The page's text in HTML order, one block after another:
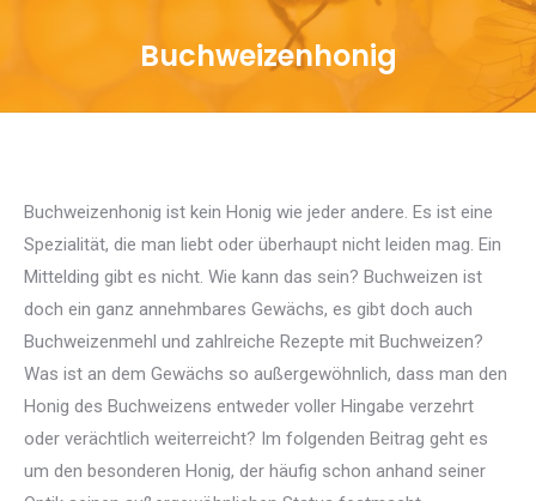
Buchweizenhonig
Sie befinden sich hier:
Buchweizenhonig ist kein Honig wie jeder andere. Es ist eine
Spezialität, die man liebt oder überhaupt nicht leiden mag. Ein
Mittelding gibt es nicht. Wie kann das sein? Buchweizen ist
doch ein ganz annehmbares Gewächs, es gibt doch auch
Buchweizenmehl und zahlreiche Rezepte mit Buchweizen?
Was ist an dem Gewächs so außergewöhnlich, dass man den
Honig des Buchweizens entweder voller Hingabe verzehrt
oder verächtlich weiterreicht? Im folgenden Beitrag geht es
um den besonderen Honig, der häufig schon anhand seiner